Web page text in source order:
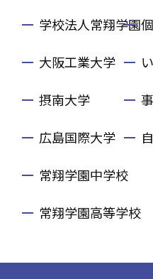
学校法人常翔学園
大阪工業大学
摂南大学
広島国際大学
常翔学園中学校
常翔学園高等学校